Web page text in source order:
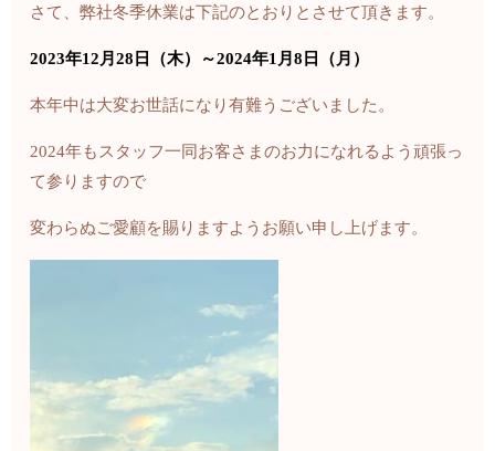
さて、弊社冬季休業は下記のとおりとさせて頂きます。
2023年12月28日（木）～2024年1月8日（月）
本年中は大変お世話になり有難うございました。
2024年もスタッフ一同お客さまのお力になれるよう頑張っ
て参りますので
変わらぬご愛顧を賜りますようお願い申し上げます。